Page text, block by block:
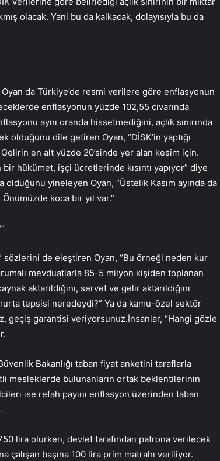
olacak. Yani bu da kalkacak, dolayısıyla bu da
da Türkiye’de resmi verilere göre enflasyonun
enflasyonun yüzde 102,55 civarında
aynı oranda hissetmediğini, açlık sınırında
olduğunu dile getiren Oyan, “DİSK’in yaptığı
en alt yüzde 20’sinde yer alan kesim için.
hükümet, işçi ücretlerinde kısıntı yapıyor” diye
olduğunu yineleyen Oyan, “Üstelik Kasım ayında da
Önümüzde koca bir yıl var.”
sözlerini de eleştiren Oyan, “Bu örneği neden kur
mevduatlarla 85-5 milyon kişiden toplanan
aktarıldığını, servet ve gelir aktarıldığını
tepsisi neredeydi?” Ya da kamu-özel sektör
garantisi veriyorsunuz.İnsanlar, “Hangi gözle
Bakanlığı taban fiyat anketini taraflarla
mesleklerde bulunanların ortak beklentilerinin
ise refah payını enflasyon üzerinden taban
lira olurken, devlet tarafından patrona verilecek
çalışan başına 100 lira prim matrahı veriliyor.